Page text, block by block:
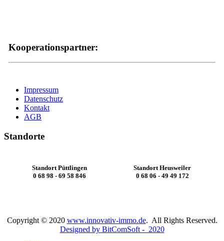
Kooperationspartner:
Impressum
Datenschutz
Kontakt
AGB
Standorte
Standort Püttlingen
0 68 98 - 69 58 846
Standort Heusweiler
0 68 06 - 49 49 172
Copyright © 2020 www.innovativ-immo.de. All Rights Reserved.
Designed by BitComSoft - 2020